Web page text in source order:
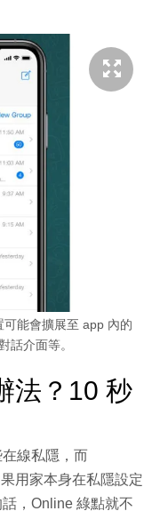
能會擴展至 app 內的
話介面等。
法？10 秒
線私隱，而
用家本身在私隱設定
，Online 綠點就不